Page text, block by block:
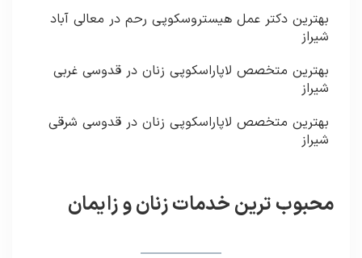
بهترین دکتر عمل هیستروسکوپی رحم در معالی آباد
شیراز
بهترین متخصص لاپاراسکوپی زنان در قدوسی غربی
شیراز
بهترین متخصص لاپاراسکوپی زنان در قدوسی شرقی
شیراز
محبوب ترین خدمات زنان و زایمان